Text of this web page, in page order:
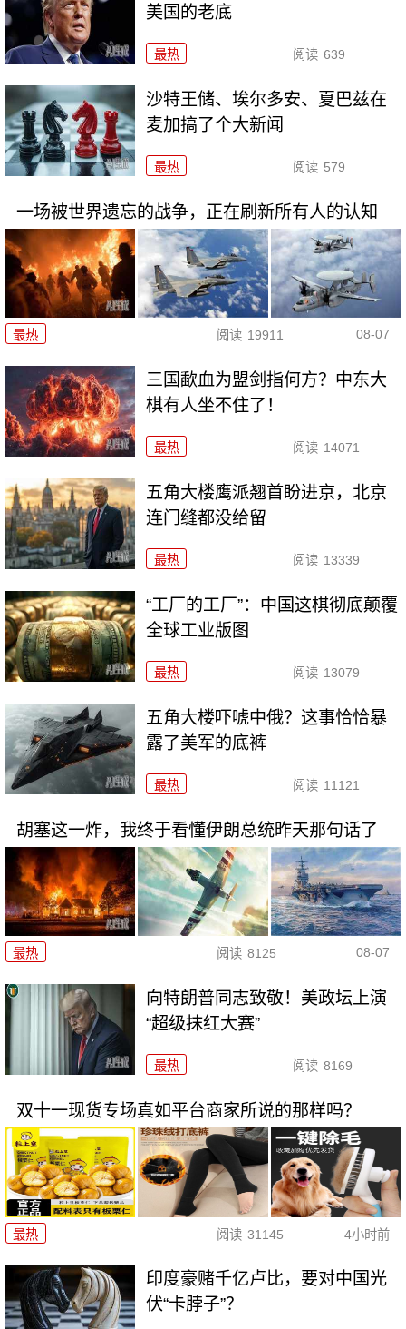
美国的老底
最热 阅读 639
沙特王储、埃尔多安、夏巴兹在
麦加搞了个大新闻
最热 阅读 579
一场被世界遗忘的战争，正在刷新所有人的认知
最热 阅读 19911 08-07
三国歃血为盟剑指何方？中东大
棋有人坐不住了！
最热 阅读 14071
五角大楼鹰派翘首盼进京，北京
连门缝都没给留
最热 阅读 13339
“工厂的工厂”：中国这棋彻底颠覆
全球工业版图
最热 阅读 13079
五角大楼吓唬中俄？这事恰恰暴
露了美军的底裤
最热 阅读 11121
胡塞这一炸，我终于看懂伊朗总统昨天那句话了
最热 阅读 8125 08-07
向特朗普同志致敬！美政坛上演
“超级抹红大赛”
最热 阅读 8169
双十一现货专场真如平台商家所说的那样吗？
最热 阅读 31145 4小时前
印度豪赌千亿卢比，要对中国光
伏“卡脖子”？